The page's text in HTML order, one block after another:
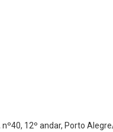
12º andar, Porto